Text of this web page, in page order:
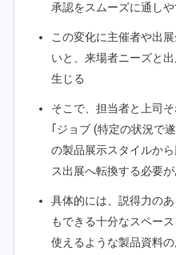
承認をスムーズに通し
この変化に主催者や出
いと、来場者ニーズと
生じる
そこで、担当者と上司
｢ジョブ (特定の状況で
の製品展示スタイルか
ス出展へ転換する必要が
具体的には、説得力の
もできる十分なスペー
使えるような製品資料